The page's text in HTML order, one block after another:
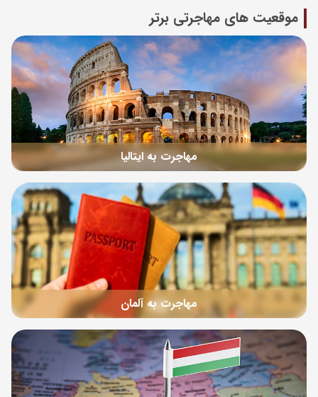
موقعیت های مهاجرتی برتر
مهاجرت به ایتالیا
مهاجرت به آلمان